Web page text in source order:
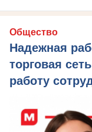
Общество
Надежная
торговая
работу